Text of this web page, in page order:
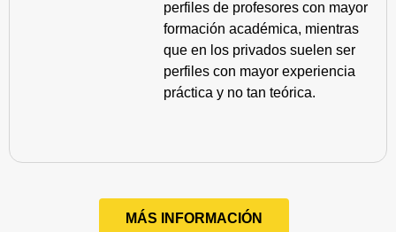
perfiles de profesores con mayor
formación académica, mientras
que en los privados suelen ser
perfiles con mayor experiencia
práctica y no tan teórica.
MÁS INFORMACIÓN